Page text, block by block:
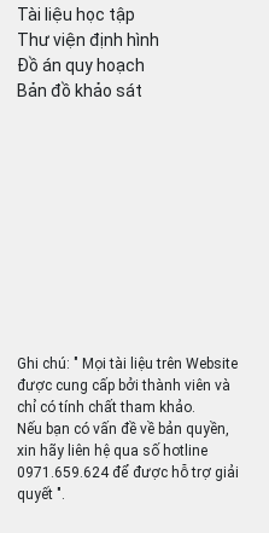
Tài liệu học tập
Thư viện định hình
Đồ án quy hoạch
Bản đồ khảo sát
Ghi chú: " Mọi tài liệu trên Website
được cung cấp bởi thành viên và
chỉ có tính chất tham khảo.
Nếu bạn có vấn đề về bản quyền,
xin hãy liên hệ qua số hotline
0971.659.624 để được hỗ trợ giải
quyết ".